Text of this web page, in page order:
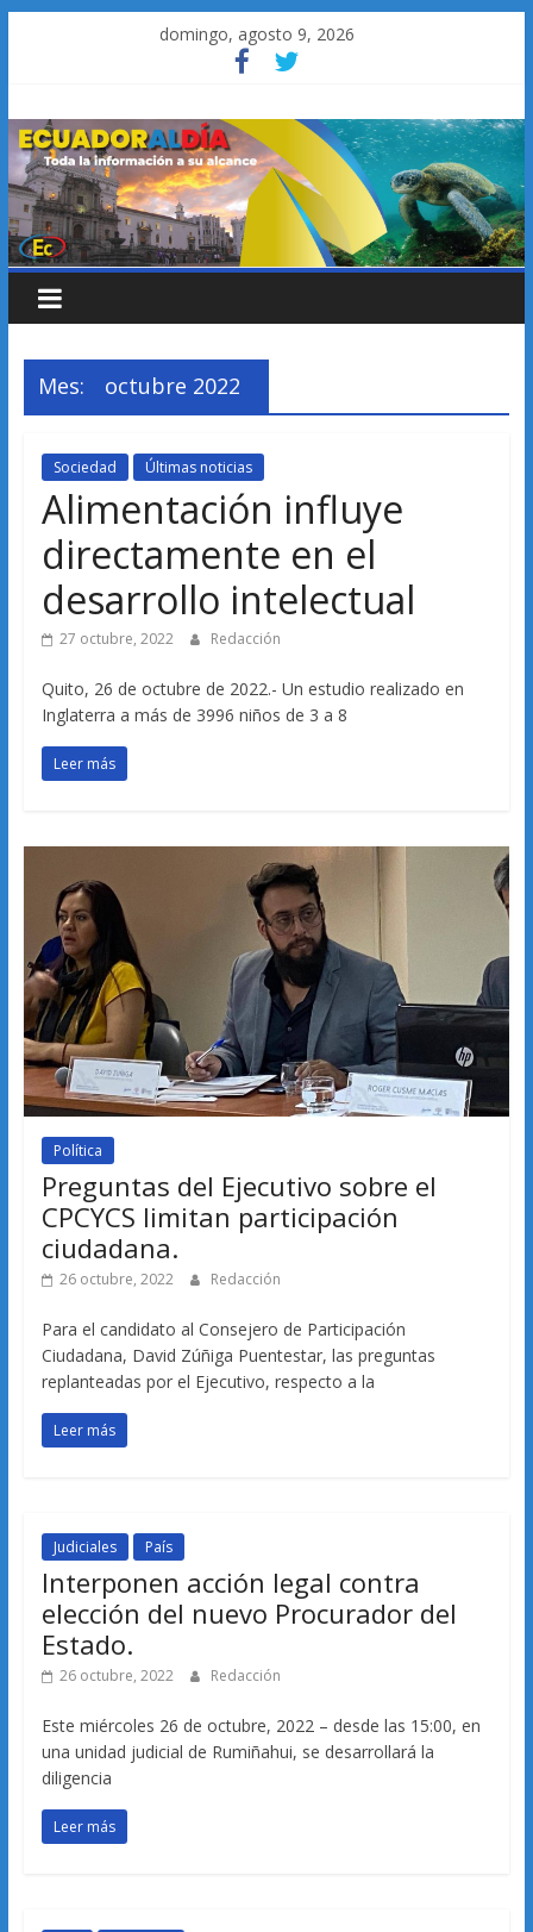
domingo, agosto 9, 2026
Mes: octubre 2022
Sociedad Últimas noticias
Alimentación influye
directamente en el
desarrollo intelectual
27 octubre, 2022 Redacción
Quito, 26 de octubre de 2022.- Un estudio realizado en
Inglaterra a más de 3996 niños de 3 a 8
Leer más
Política
Preguntas del Ejecutivo sobre el
CPCYCS limitan participación
ciudadana.
26 octubre, 2022 Redacción
Para el candidato al Consejero de Participación
Ciudadana, David Zúñiga Puentestar, las preguntas
replanteadas por el Ejecutivo, respecto a la
Leer más
Judiciales País
Interponen acción legal contra
elección del nuevo Procurador del
Estado.
26 octubre, 2022 Redacción
Este miércoles 26 de octubre, 2022 – desde las 15:00, en
una unidad judicial de Rumiñahui, se desarrollará la
diligencia
Leer más